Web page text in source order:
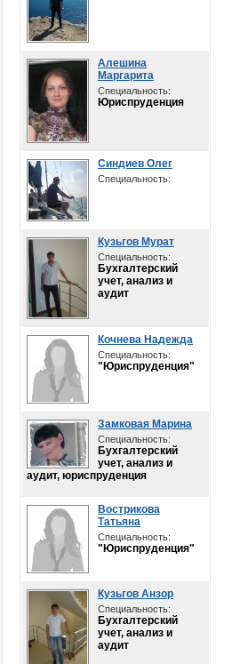
Алешина
Маргарита
Специальность:
Юриспруденция
Синдиев Олег
Специальность:
Кузьгов Мурат
Специальность:
Бухгалтерский
учет, анализ и
аудит
Кочнева Надежда
Специальность:
"Юриспруденция"
Замковая Марина
Специальность:
Бухгалтерский
учет, анализ и
аудит, юриспруденция
Вострикова
Татьяна
Специальность:
"Юриспруденция"
Кузьгов Анзор
Специальность:
Бухгалтерский
учет, анализ и
аудит